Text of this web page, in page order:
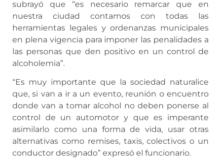
subrayó que “es necesario remarcar que en
nuestra ciudad contamos con todas las
herramientas legales y ordenanzas municipales
en plena vigencia para imponer las penalidades a
las personas que den positivo en un control de
alcoholemia”.
“Es muy importante que la sociedad naturalice
que, si van a ir a un evento, reunión o encuentro
donde van a tomar alcohol no deben ponerse al
control de un automotor y que es imperante
asimilarlo como una forma de vida, usar otras
alternativas como remises, taxis, colectivos o un
conductor designado” expresó el funcionario.